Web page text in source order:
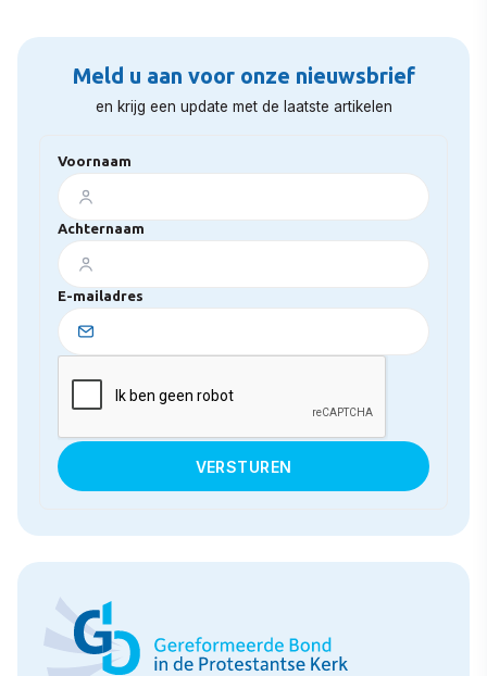
Meld u aan voor onze nieuwsbrief
en krijg een update met de laatste artikelen
Voornaam
Achternaam
E-mailadres